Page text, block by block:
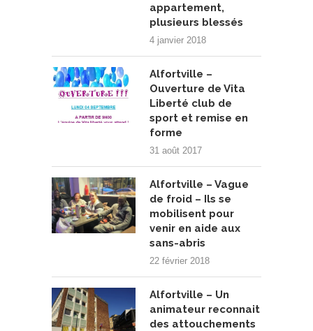
appartement,
plusieurs blessés
4 janvier 2018
Alfortville –
Ouverture de Vita
Liberté club de
sport et remise en
forme
31 août 2017
Alfortville – Vague
de froid – Ils se
mobilisent pour
venir en aide aux
sans-abris
22 février 2018
Alfortville – Un
animateur reconnait
des attouchements